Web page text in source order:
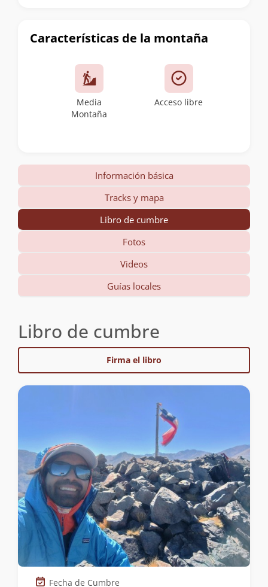
Características de la montaña
Media
Montaña
Acceso libre
Información básica
Tracks y mapa
Libro de cumbre
Fotos
Videos
Guías locales
Libro de cumbre
Firma el libro
Fecha de Cumbre